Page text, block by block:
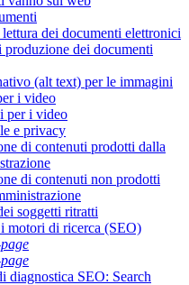
dei documenti elettronici
dei documenti
(alt text) per le immagini
i video
per i video
e privacy
di contenuti prodotti dalla
di contenuti non prodotti
soggetti ritratti
motori di ricerca (SEO)
diagnostica SEO: Search